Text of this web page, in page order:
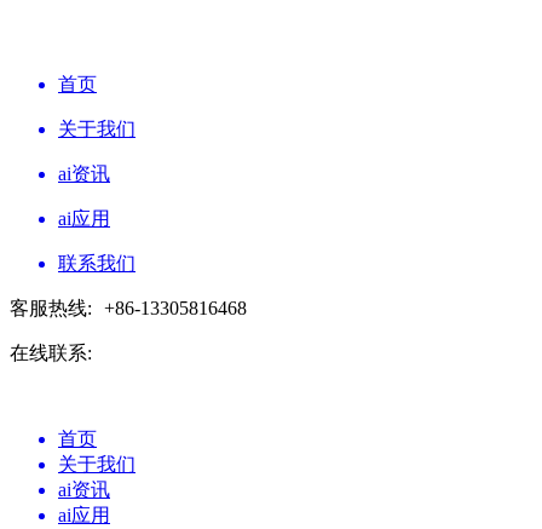
首页
关于我们
ai资讯
ai应用
联系我们
客服热线: +86-13305816468
在线联系:
首页
关于我们
ai资讯
ai应用